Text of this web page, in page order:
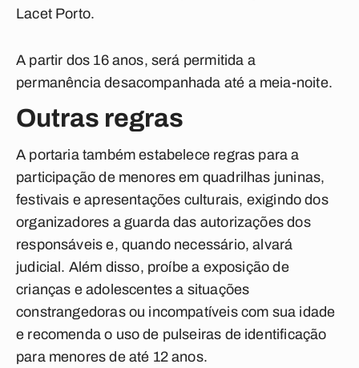
Lacet Porto.
A partir dos 16 anos, será permitida a
permanência desacompanhada até a meia-noite.
Outras regras
A portaria também estabelece regras para a
participação de menores em quadrilhas juninas,
festivais e apresentações culturais, exigindo dos
organizadores a guarda das autorizações dos
responsáveis e, quando necessário, alvará
judicial. Além disso, proíbe a exposição de
crianças e adolescentes a situações
constrangedoras ou incompatíveis com sua idade
e recomenda o uso de pulseiras de identificação
para menores de até 12 anos.